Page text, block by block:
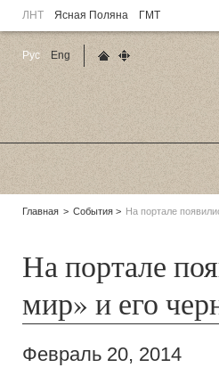
ЛНТ Ясная Поляна ГМТ
Родительские
Главная События На портале
На портале
мир» и его
Февраль 20, 2014
Рус
Eng